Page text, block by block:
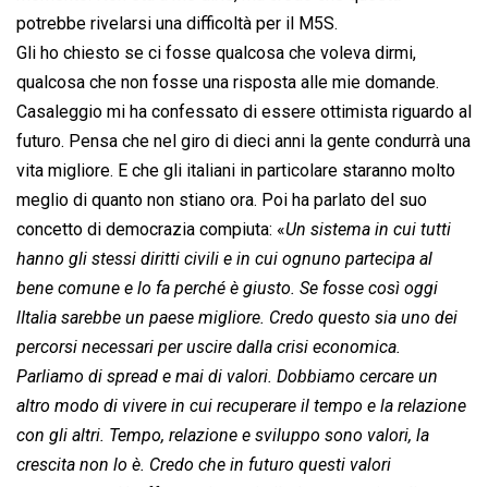
potrebbe rivelarsi una difficoltà per il M5S.
Gli ho chiesto se ci fosse qualcosa che voleva dirmi,
qualcosa che non fosse una risposta alle mie domande.
Casaleggio mi ha confessato di essere ottimista riguardo al
futuro. Pensa che nel giro di dieci anni la gente condurrà una
vita migliore. E che gli italiani in particolare staranno molto
meglio di quanto non stiano ora. Poi ha parlato del suo
concetto di democrazia compiuta: «Un sistema in cui tutti
hanno gli stessi diritti civili e in cui ognuno partecipa al
bene comune e lo fa perché è giusto. Se fosse così oggi
lItalia sarebbe un paese migliore. Credo questo sia uno dei
percorsi necessari per uscire dalla crisi economica.
Parliamo di spread e mai di valori. Dobbiamo cercare un
altro modo di vivere in cui recuperare il tempo e la relazione
con gli altri. Tempo, relazione e sviluppo sono valori, la
crescita non lo è. Credo che in futuro questi valori